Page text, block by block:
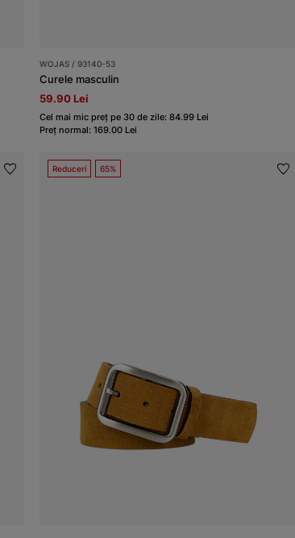
WOJAS / 93140-53
Curele masculin
59.90 Lei
Cel mai mic preț pe 30 de zile: 84.99 Lei
Preț normal: 169.00 Lei
Reduceri 65%